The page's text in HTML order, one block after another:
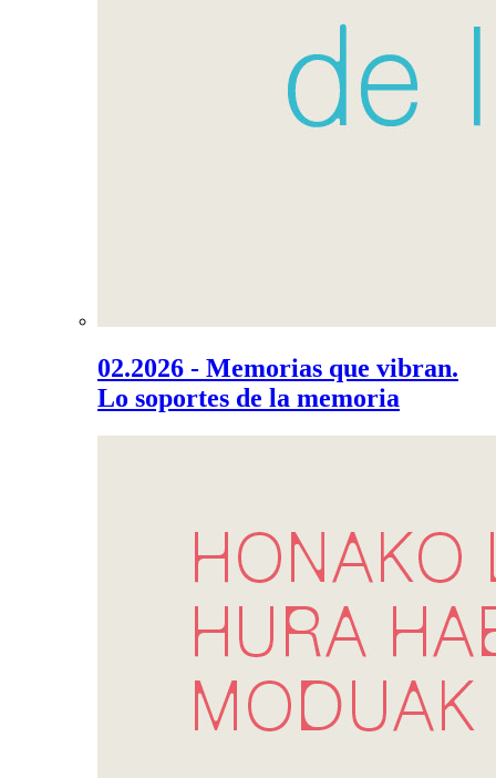
02.2026 - Memorias que vibran.
Lo soportes de la memoria